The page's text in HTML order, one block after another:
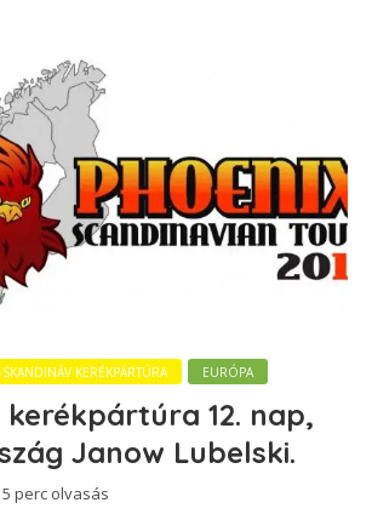
-SKANDINÁV KERÉKPÁRTÚRA EURÓPA
kerékpártúra 12. nap,
Janow Lubelski.
5 perc olvasás